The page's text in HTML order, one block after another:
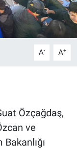
A- A+
Özçağdaş,
ve